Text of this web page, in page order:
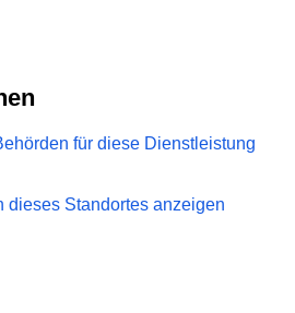
für diese Dienstleistung
dieses Standortes anzeigen